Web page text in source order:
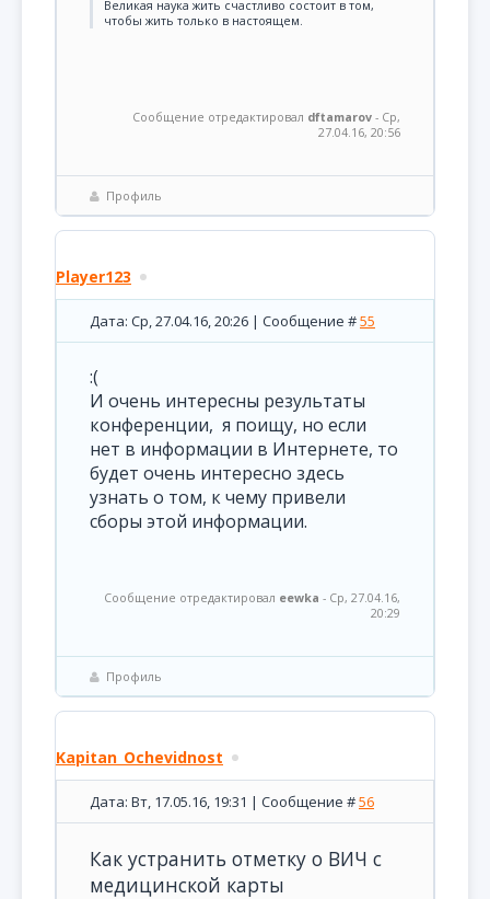
Великая наука жить счастливо состоит в том,
чтобы жить только в настоящем.
Сообщение отредактировал dftamarov - Ср,
27.04.16, 20:56
Профиль
Player123
Дата: Ср, 27.04.16, 20:26 | Сообщение #55
:(
И очень интересны результаты
конференции, я поищу, но если
нет в информации в Интернете, то
будет очень интересно здесь
узнать о том, к чему привели
сборы этой информации.
Сообщение отредактировал eewka - Ср, 27.04.16,
20:29
Профиль
Kapitan_Ochevidnost
Дата: Вт, 17.05.16, 19:31 | Сообщение #56
Как устранить отметку о ВИЧ с
медицинской карты